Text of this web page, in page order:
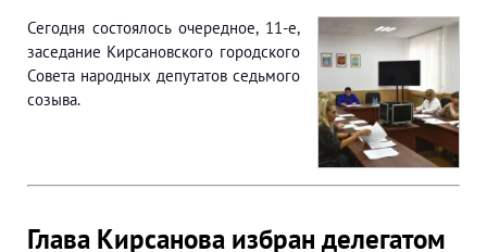
Сегодня состоялось очередное, 11-е,
заседание Кирсановского городского
Совета народных депутатов седьмого
созыва.
Глава Кирсанова избран делегатом